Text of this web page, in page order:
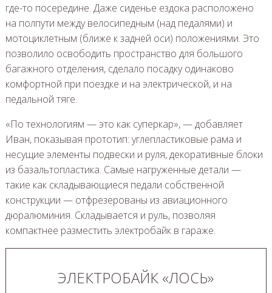
где-то посередине. Даже сиденье ездока расположено
на полпути между велосипедным (над педалями) и
мотоциклетным (ближе к задней оси) положениями. Это
позволило освободить пространство для большого
багажного отделения, сделало посадку одинаково
комфортной при поездке и на электрической, и на
педальной тяге.
«По технологиям — это как суперкар», — добавляет
Иван, показывая прототип: углепластиковые рама и
несущие элементы подвески и руля, декоративные блоки
из базальтопластика. Самые нагруженные детали —
такие как складывающиеся педали собственной
конструкции — отфрезерованы из авиационного
дюралюминия. Складывается и руль, позволяя
компактнее разместить электробайк в гараже.
ЭЛЕКТРОБАЙК «ЛОСЬ»